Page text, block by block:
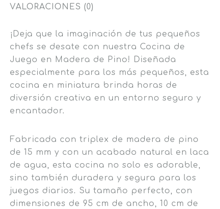
VALORACIONES (0)
¡Deja que la imaginación de tus pequeños
chefs se desate con nuestra Cocina de
Juego en Madera de Pino! Diseñada
especialmente para los más pequeños, esta
cocina en miniatura brinda horas de
diversión creativa en un entorno seguro y
encantador.
Fabricada con triplex de madera de pino
de 15 mm y con un acabado natural en laca
de agua, esta cocina no solo es adorable,
sino también duradera y segura para los
juegos diarios. Su tamaño perfecto, con
dimensiones de 95 cm de ancho, 10 cm de